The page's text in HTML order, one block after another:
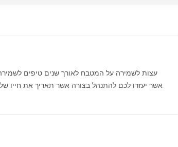
עצות לשמירה על המטבח לאורך שנים טיפים
אשר יעזרו לכם להתנהל בצורה אשר תאריך את חייו